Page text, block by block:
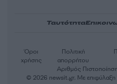
Ταυτότητα
Αριθμός
Όροι
χρήσης
Πολιτική
απορρήτου
© 2026 newsit.gr. Με επιφύλαξη